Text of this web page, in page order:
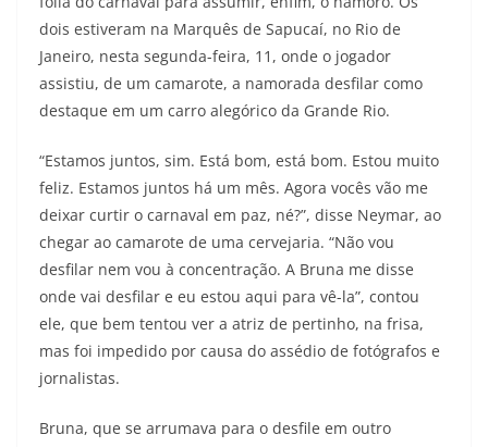
dois estiveram na Marquês de Sapucaí, no Rio de
Janeiro, nesta segunda-feira, 11, onde o jogador
assistiu, de um camarote, a namorada desfilar como
destaque em um carro alegórico da Grande Rio.
“Estamos juntos, sim. Está bom, está bom. Estou muito
feliz. Estamos juntos há um mês. Agora vocês vão me
deixar curtir o carnaval em paz, né?”, disse Neymar, ao
chegar ao camarote de uma cervejaria. “Não vou
desfilar nem vou à concentração. A Bruna me disse
onde vai desfilar e eu estou aqui para vê-la”, contou
ele, que bem tentou ver a atriz de pertinho, na frisa,
mas foi impedido por causa do assédio de fotógrafos e
jornalistas.
Bruna, que se arrumava para o desfile em outro